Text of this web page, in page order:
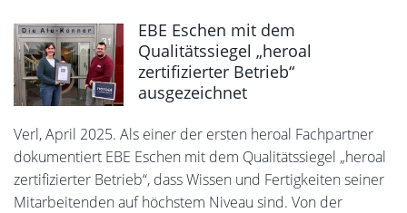
EBE Eschen mit dem
Qualitätssiegel „heroal
zertifizierter Betrieb“
ausgezeichnet
Verl, April 2025. Als einer der ersten heroal Fachpartner
dokumentiert EBE Eschen mit dem Qualitätssiegel „heroal
zertifizierter Betrieb“, dass Wissen und Fertigkeiten seiner
Mitarbeitenden auf höchstem Niveau sind. Von der